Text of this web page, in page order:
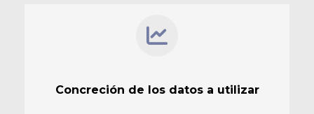
Concreción de los datos a utilizar